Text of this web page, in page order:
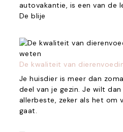
autovakantie, is een van de
De blije
De kwaliteit van
Je huisdier is meer dan
deel van je gezin. Je wilt
allerbeste, zeker als het om
gaat.